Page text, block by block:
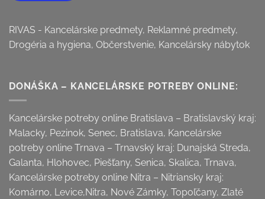
RIVAS - Kancelárske predmety, Reklamné predmety,
Drogéria a hygiena, Občerstvenie, Kancelársky nábytok
DONÁŠKA – KANCELÁRSKE POTREBY ONLINE:
Kancelárske potreby online Bratislava – Bratislavský kraj:
Malacky, Pezinok, Senec, Bratislava, Kancelárske
potreby online Trnava – Trnavský kraj: Dunajská Streda,
Galanta, Hlohovec, Piešťany, Senica, Skalica, Trnava,
Kancelárske potreby online Nitra – Nitriansky kraj:
Komárno, Levice,Nitra, Nové Zámky, Topoľčany, Zlaté